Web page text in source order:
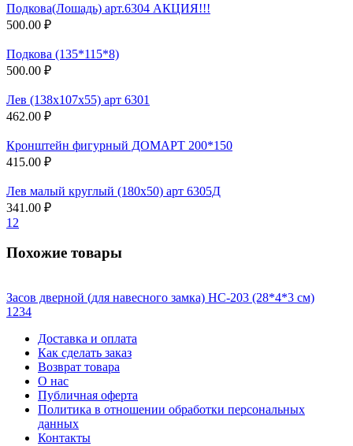
Подкова(Лошадь) арт.6304 АКЦИЯ!!!
500.00 ₽
Подкова (135*115*8)
500.00 ₽
Лев (138х107х55) арт 6301
462.00 ₽
Кронштейн фигурный ДОМАРТ 200*150
415.00 ₽
Лев малый круглый (180х50) арт 6305Д
341.00 ₽
1 2
Похожие товары
Засов дверной (для навесного замка) НС-203 (28*4*3 см)
1 234
Доставка и оплата
Как сделать заказ
Возврат товара
О нас
Публичная оферта
Политика в отношении обработки персональных
данных
Контакты